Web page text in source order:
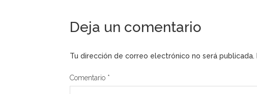
Deja un comentario
Tu dirección de correo electrónico no será publicada.
Comentario *